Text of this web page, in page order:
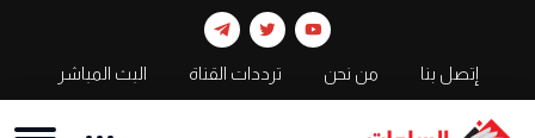
إتصل بنا من نحن ترددات القناة البث المباشر